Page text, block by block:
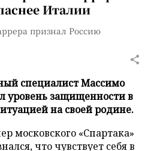
Италии
признал Россию
специалист Массимо
уровень защищенности в
на своей родине.
московского «Спартака»
что чувствует себя в